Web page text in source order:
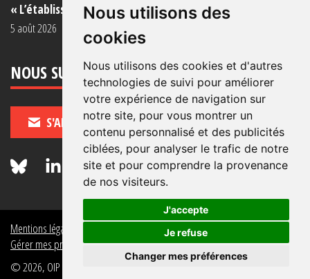
Nous utilisons des
cookies
Nous utilisons des cookies et d'autres
technologies de suivi pour améliorer
votre expérience de navigation sur
notre site, pour vous montrer un
contenu personnalisé et des publicités
ciblées, pour analyser le trafic de notre
site et pour comprendre la provenance
de nos visiteurs.
J'accepte
Je refuse
Changer mes préférences
« L’établissement est une porcherie totale »
5 août 2026
NOUS SUIVRE
S'ABONNER
Mentions légales
Politique de données personnelles
Gérer mes préférences de données personnelles
© 2026, OIP Section FR